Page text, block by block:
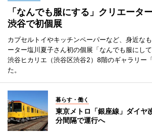
「なんでも服にする」クリエータ
渋谷で初個展
カプセルトイやキッチンペーパーなど、身近な
ーター塩川夏子さん初の個展「なんでも服にし
渋谷ヒカリエ（渋谷区渋谷2）8階のギャラリー
た。
暮らす・働く
東京メトロ「銀座線」ダイ
分間隔で運行へ